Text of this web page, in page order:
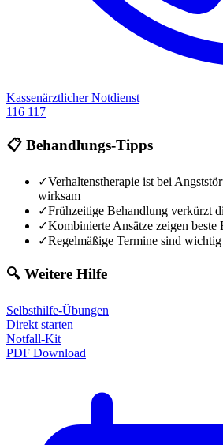
Kassenärztlicher Notdienst
116 117
📋 Behandlungs-Tipps
✓Verhaltenstherapie ist bei
wirksam
✓Frühzeitige Behandlung verkürzt
✓Kombinierte Ansätze zeigen beste
✓Regelmäßige Termine sind
🔍 Weitere Hilfe
Selbsthilfe-Übungen
Direkt starten
Notfall-Kit
PDF Download